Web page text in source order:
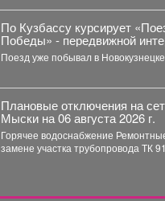
По Кузбассу курсирует
Победы» - передвижной
музей, рассказывающий о
Великой Отечественной
Поезд уже побывал в
Плановые отключения на
Мыски на 06 августа 2026 г.
Горячее водоснабжение Ремонтные работы по
замене участка трубопровода ТК